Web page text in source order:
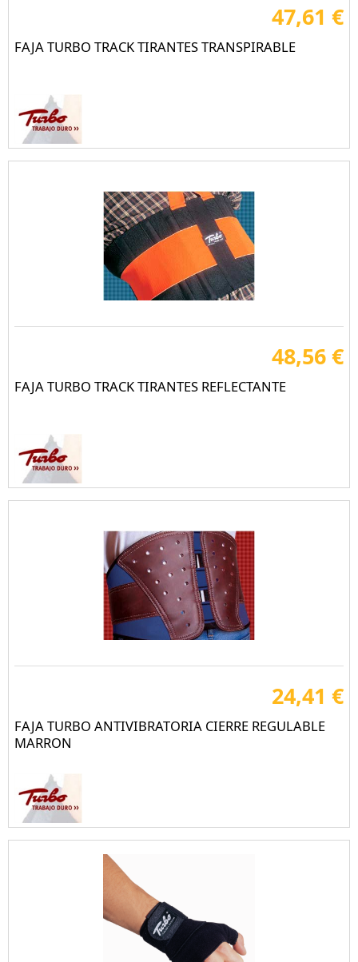
47,61 €
FAJA TURBO TRACK TIRANTES TRANSPIRABLE
48,56 €
FAJA TURBO TRACK TIRANTES REFLECTANTE
24,41 €
FAJA TURBO ANTIVIBRATORIA CIERRE REGULABLE
MARRON